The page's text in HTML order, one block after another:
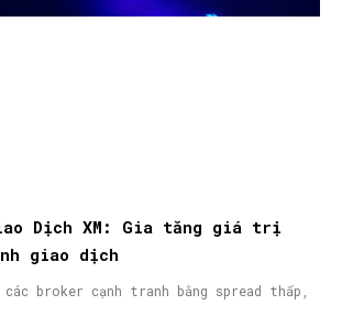
Dịch XM: Gia tăng giá trị
giao dịch
các broker cạnh tranh bằng spread thấp,